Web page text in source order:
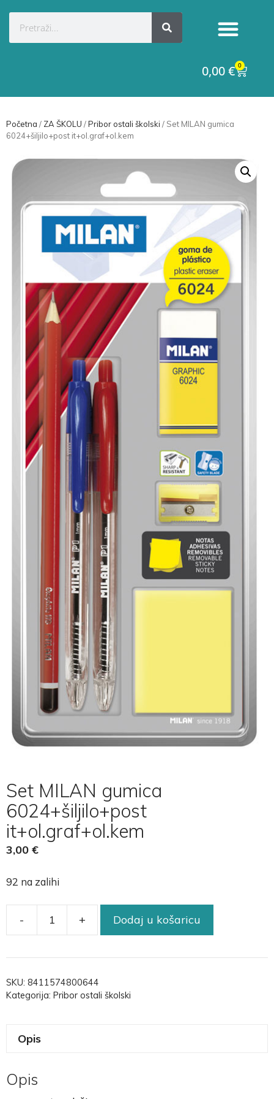
0,00€ 0
Početna / ZA ŠKOLU /Pribor ostali školski / Set MILAN gumica
6024+šiljilo+post it+ol.graf+ol.kem
Set MILAN gumica
6024+šiljilo+post
it+ol.graf+ol.kem
3,00 €
92 na zalihi
- + Dodaj u košaricu
SKU: 8411574800644
Kategorija: Pribor ostali školski
Opis
Opis